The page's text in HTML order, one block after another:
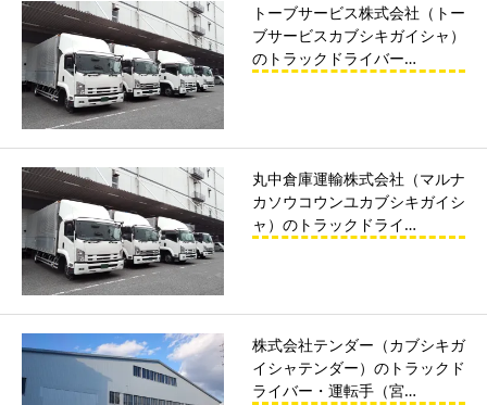
トーブサービス株式会社（トー
ブサービスカブシキガイシャ）
のトラックドライバー…
丸中倉庫運輸株式会社（マルナ
カソウコウンユカブシキガイシ
ャ）のトラックドライ…
株式会社テンダー（カブシキガ
イシャテンダー）のトラックド
ライバー・運転手（宮…